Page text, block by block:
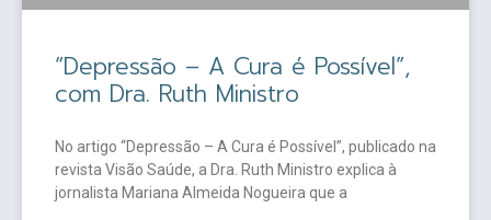
“Depressão – A Cura é Possível”,
com Dra. Ruth Ministro
No artigo “Depressão – A Cura é Possível”, publicado na
revista Visão Saúde, a Dra. Ruth Ministro explica à
jornalista Mariana Almeida Nogueira que a